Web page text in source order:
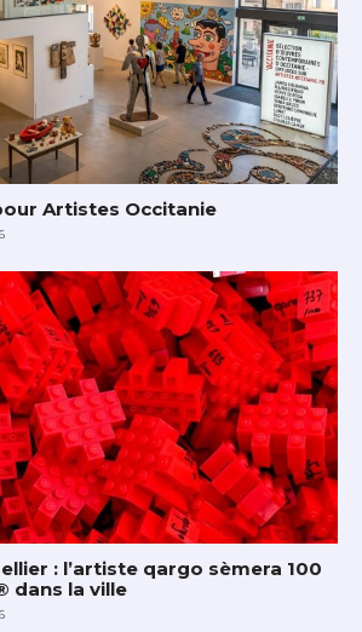
Artistes Occitanie
: l’artiste qargo sèmera 100
dans la ville